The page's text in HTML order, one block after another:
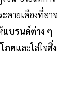
คายเคืองที่อาจ
แบรนด์ต่าง ๆ
ภคและใส่ใจสิ่ง